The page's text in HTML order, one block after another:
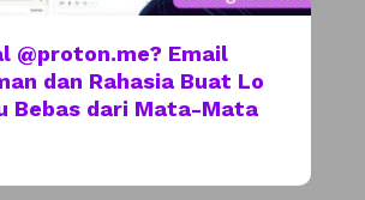
@proton.me? Email
dan Rahasia Buat Lo
Bebas dari Mata-Mata